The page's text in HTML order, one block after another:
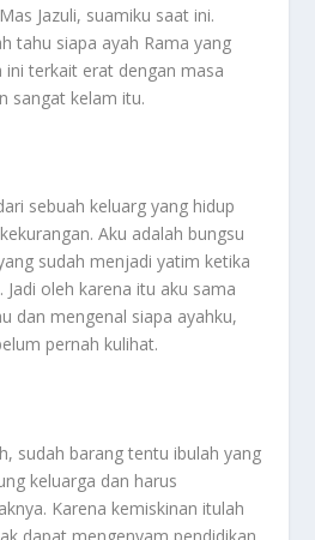
Jazuli, suamiku saat ini.
tahu siapa ayah Rama yang
ini terkait erat dengan masa
sangat kelam itu.
sebuah keluarg yang hidup
Aku adalah bungsu
sudah menjadi yatim ketika
oleh karena itu aku sama
dan mengenal siapa ayahku,
pernah kulihat.
sudah barang tentu ibulah yang
keluarga dan harus
Karena kemiskinan itulah